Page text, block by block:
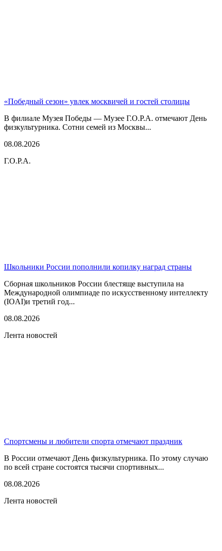
«Победный сезон» увлек москвичей и гостей столицы
В филиале Музея Победы — Музее Г.О.Р.А. отмечают День
физкультурника. Сотни семей из Москвы...
08.08.2026
Г.О.Р.А.
Школьники России пополнили копилку наград страны
Сборная школьников России блестяще выступила на
Международной олимпиаде по искусственному интеллекту
(IOAI)и третий год...
08.08.2026
Лента новостей
Спортсмены и любители спорта отмечают праздник
В России отмечают День физкультурника. По этому случаю
по всей стране состоятся тысячи спортивных...
08.08.2026
Лента новостей